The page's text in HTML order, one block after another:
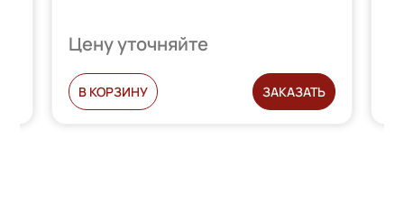
Цену уточняйте
В КОРЗИНУ ЗАКАЗАТЬ